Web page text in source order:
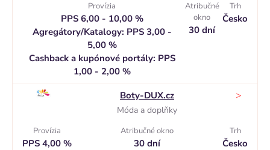
Provízia
PPS 6,00 - 10,00 %
Agregátory/Katalogy: PPS 3,00 -
5,00 %
Cashback a kupónové portály: PPS
1,00 - 2,00 %
Atribučné
okno
30 dní
Trh
Česko
Boty-DUX.cz
Móda a doplňky
>
Provízia
PPS 4,00 %
Atribučné okno
30 dní
Trh
Česko